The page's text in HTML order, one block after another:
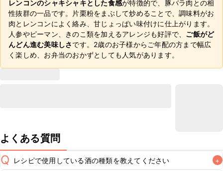
レンコンのシャキシャキとした食感が特徴的で、豚バラ肉との相
性抜群の一品です。片栗粉をまぶして炒めることで、調味料がお
肉とレンコンによく絡み、甘じょっぱい味付けに仕上がります。
人参やピーマン、きのこ類を加えるアレンジも好評で、 ご飯がど
んどん進む美味しさです。2歳のお子様からご年配の方まで幅広
く楽しめ、お弁当のおかずとしても人気があります。
よくある質問
Q レシピで使用している酒の種類を教えてください +